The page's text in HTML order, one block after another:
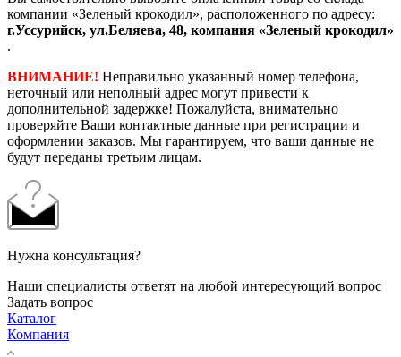
компании «Зеленый крокодил», расположенного по адресу:
г.Уссурийск, ул.Беляева, 48, компания «Зеленый крокодил»
.
ВНИМАНИЕ! Неправильно указанный номер телефона,
неточный или неполный адрес могут привести к
дополнительной задержке! Пожалуйста, внимательно
проверяйте Ваши контактные данные при регистрации и
оформлении заказов. Мы гарантируем, что ваши данные не
будут переданы третьим лицам.
Нужна консультация?
Наши специалисты ответят на любой интересующий вопрос
Задать вопрос
Каталог
Компания